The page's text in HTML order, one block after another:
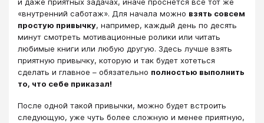
и даже приятных задачах, иначе проснётся всё тот же
«внутренний саботаж». Для начала можно взять совсем
простую привычку, например, каждый день по десять
минут смотреть мотивационные ролики или читать
любимые книги или любую другую. Здесь лучше взять
приятную привычку, которую и так будет хотеться
сделать и главное – обязательно полностью выполнить
то, что себе приказал!
После одной такой привычки, можно будет встроить
следующую, уже чуть более сложную и менее приятную,